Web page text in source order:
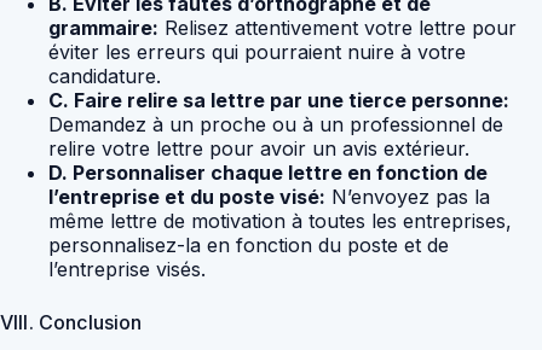
grammaire: Relisez attentivement votre lettre pour
éviter les erreurs qui pourraient nuire à votre
candidature.
C. Faire relire sa lettre par une tierce personne:
Demandez à un proche ou à un professionnel de
relire votre lettre pour avoir un avis extérieur.
D. Personnaliser chaque lettre en fonction de
l’entreprise et du poste visé: N’envoyez pas la
même lettre de motivation à toutes les entreprises,
personnalisez-la en fonction du poste et de
l’entreprise visés.
VIII. Conclusion